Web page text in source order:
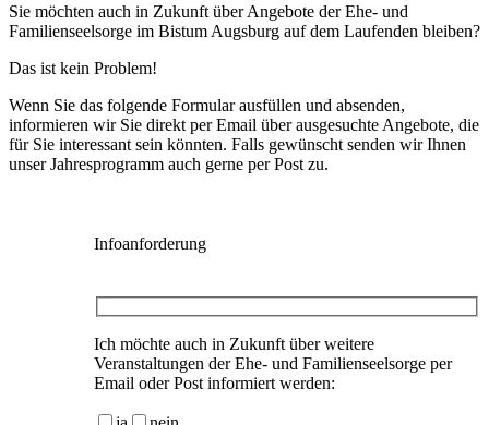
Sie möchten auch in Zukunft über Angebote der Ehe- und
Familienseelsorge im Bistum Augsburg auf dem Laufenden bleiben?
Das ist kein Problem!
Wenn Sie das folgende Formular ausfüllen und absenden,
informieren wir Sie direkt per Email über ausgesuchte Angebote, die
für Sie interessant sein könnten. Falls gewünscht senden wir Ihnen
unser Jahresprogramm auch gerne per Post zu.
Infoanforderung
Ich möchte auch in Zukunft über weitere
Veranstaltungen der Ehe- und Familienseelsorge per
Email oder Post informiert werden: